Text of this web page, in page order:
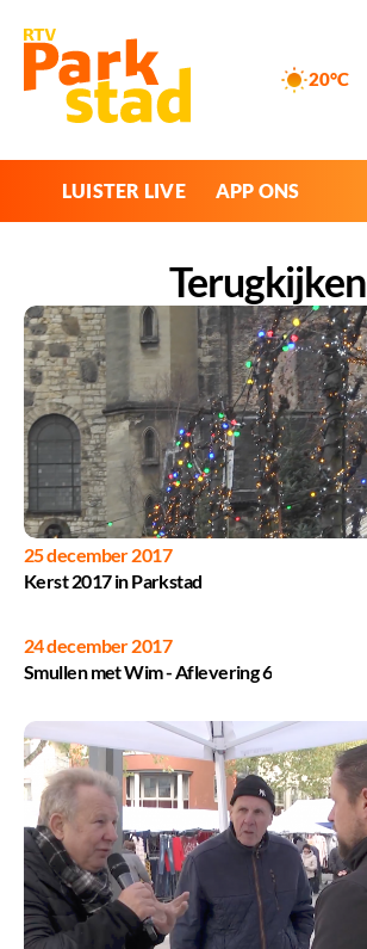
20°C
LUISTER LIVE APP ONS
Terugkijken
25 december 2017
Kerst 2017 in Parkstad
24 december 2017
Smullen met Wim - Aflevering 6